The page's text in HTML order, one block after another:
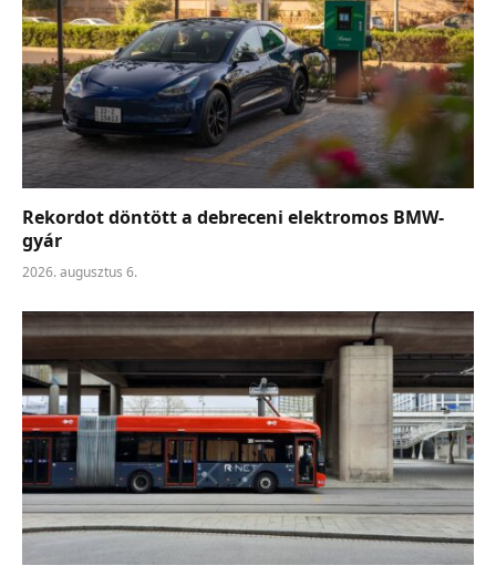
Rekordot döntött a debreceni elektromos BMW-
gyár
2026. augusztus 6.